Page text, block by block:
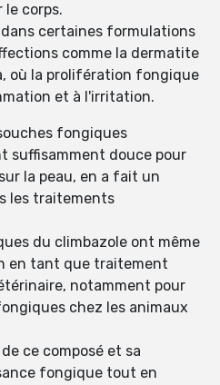
le corps.
certaines formulations
comme la dermatite
où la prolifération fongique
et à l'irritation.
fongiques
suffisamment douce pour
la peau, en a fait un
les traitements
du climbazole ont même
en tant que traitement
notamment pour
chez les animaux
ce composé et sa
fongique tout en